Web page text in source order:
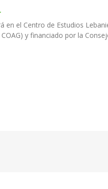
el Centro de Estudios
y financiado por la